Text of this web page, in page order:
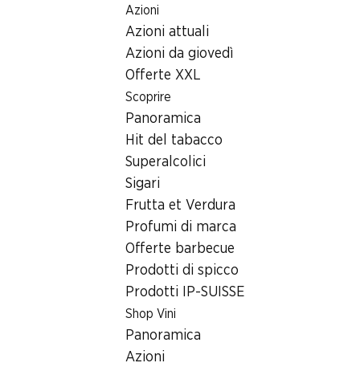
Azioni
Azioni attuali
Azioni da giovedì
Offerte XXL
Scoprire
Panoramica
Hit del tabacco
Superalcolici
Sigari
Frutta et Verdura
Profumi di marca
Offerte barbecue
Prodotti di spicco
Prodotti IP-SUISSE
Shop Vini
Panoramica
Azioni
Ricerca di filiale
Filiale Denner Route de la Rosière 10, 1782 Belfaux
1782 Belfaux
Route de la Rosière 10, 1782 Belfaux
Orari di apertura